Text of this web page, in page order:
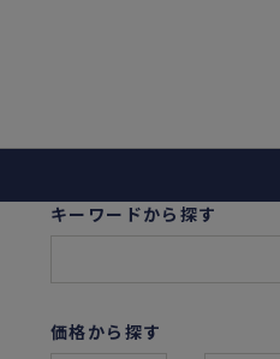
キーワードから探す
価格から探す